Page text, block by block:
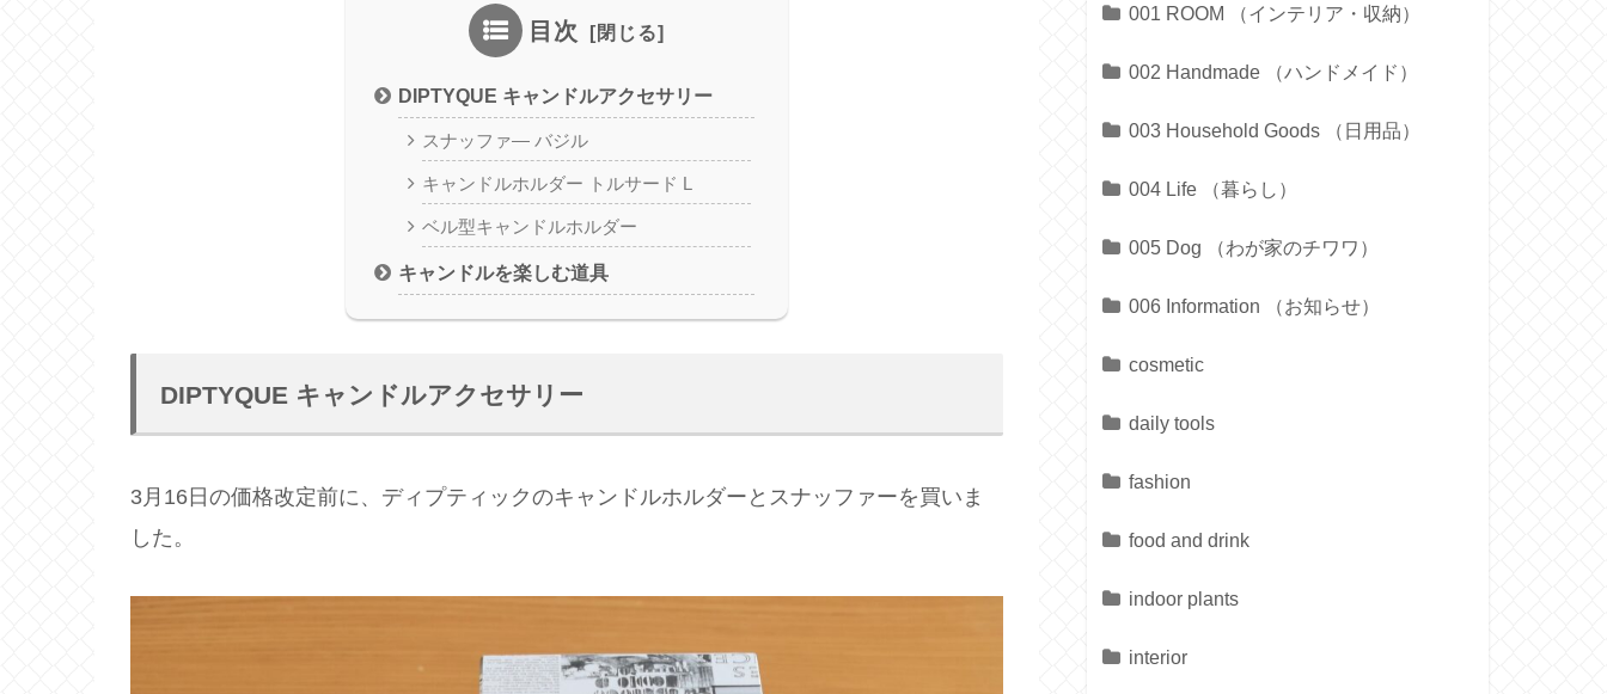
目次
DIPTYQUE キャンドルアクセサリー
スナッファ― バジル
キャンドルホルダー トルサード L
ベル型キャンドルホルダー
キャンドルを楽しむ道具
DIPTYQUE キャンドルアクセサリー
3月16日の価格改定前に、ディプティックのキャンドルホルダーとスナッファーを買いま
した。
001 ROOM （インテリア・収納）
002 Handmade （ハンドメイド）
003 Household Goods （日用品）
004 Life （暮らし）
005 Dog （わが家のチワワ）
006 Information （お知らせ）
cosmetic
daily tools
fashion
food and drink
indoor plants
interior